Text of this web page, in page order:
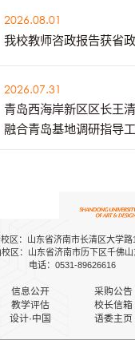
2026.08.01
我校教师咨政报告获省
2026.07.31
青岛西海岸新区区长王
融合青岛基地调研指导
区：山东省济南市长清区大学路
区：山东省济南市历下区千佛山
电话：0531-89626616
信息公开 采购公告
教学评估 校长信箱
设计·中国 语委主页